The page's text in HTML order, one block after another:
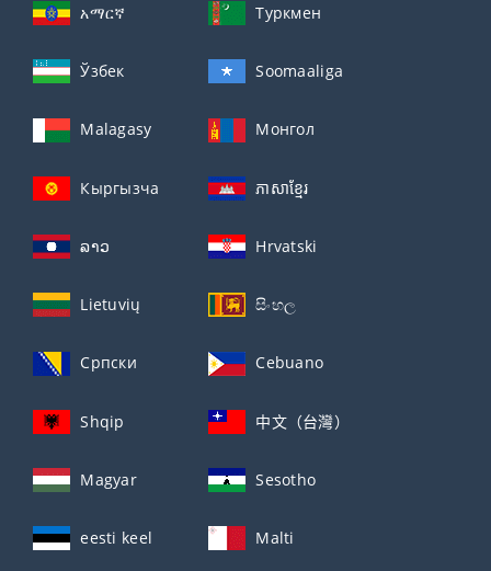
አማርኛ Туркмен
Ўзбек Soomaaliga
Malagasy Монгол
Кыргызча ភាសាខ្មែរ
ລາວ Hrvatski
Lietuvių සිංහල
Српски Cebuano
Shqip 中文（台灣）
Magyar Sesotho
eesti keel Malti